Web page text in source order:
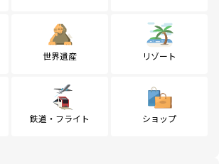
世界遺産 リゾート
鉄道・フライト ショップ